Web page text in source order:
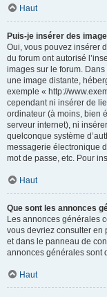
Haut
Puis-je insérer des
Oui, vous pouvez insérer
du forum ont autorisé
images sur le forum.
une image distante,
exemple « http://
cependant ni insérer de
ordinateur (à moins, bien
serveur internet), ni
quelconque système
messagerie électronique
mot de passe, etc. Pour
Haut
Que sont les annonces
Les annonces générales
vous devriez consulter en
et dans le panneau de
annonces générales sont
Haut